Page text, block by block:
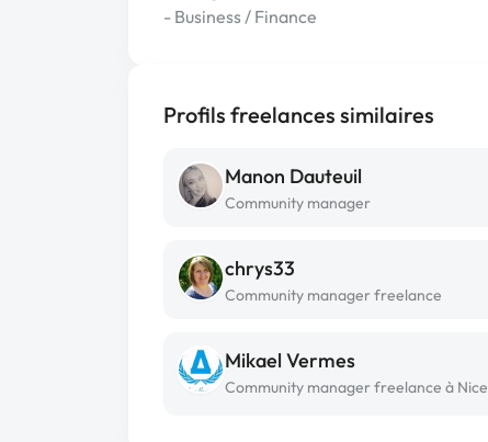
- Business / Finance
Profils freelances similaires
Manon Dauteuil
Community manager
chrys33
Community manager freelance
Mikael Vermes
Community manager freelance à Nice